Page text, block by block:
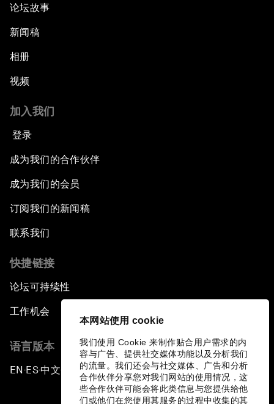
本网站使用 cookie
我们使用 Cookie 来制作贴合用户需求的内
容与广告、提供社交媒体功能以及分析我们
的流量。我们还会与社交媒体、广告和分析
合作伙伴分享您对我们网站的使用情况，这
些合作伙伴可能会将此类信息与您提供给他
们或他们在您使用其服务的过程中收集的其
论坛故事
新闻稿
相册
视频
加入我们
登录
成为我们的合作伙伴
成为我们的会员
订阅我们的新闻稿
联系我们
快捷链接
论坛可持续性
工作机会
语言版本
EN ▪ES▪中文▪ 日本語